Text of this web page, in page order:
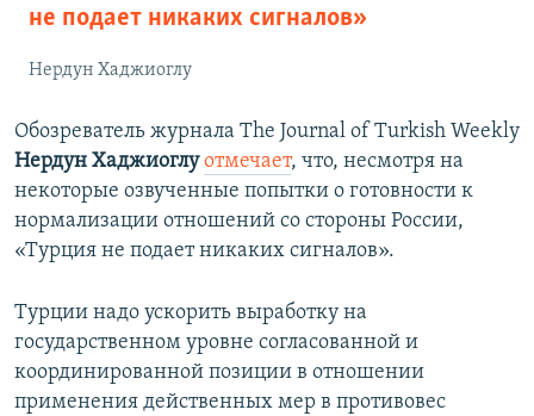
не подает никаких сигналов»
Нердун Хаджиоглу
Обозреватель журнала The Journal of Turkish Weekly
Нердун Хаджиоглу отмечает, что, несмотря на
некоторые озвученные попытки о готовности к
нормализации отношений со стороны России,
«Турция не подает никаких сигналов».
Турции надо ускорить выработку на
государственном уровне согласованной и
координированной позиции в отношении
применения действенных мер в противовес